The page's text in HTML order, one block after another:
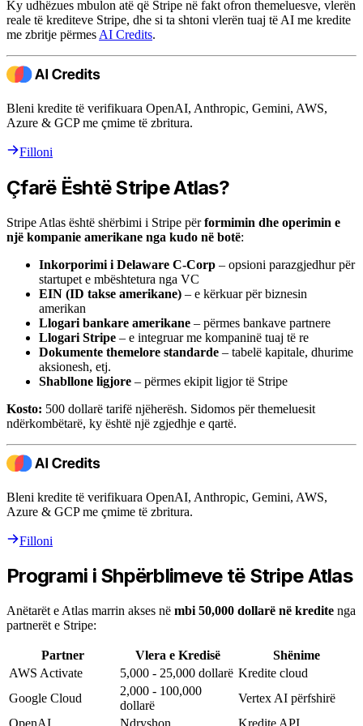
Ky udhëzues mbulon atë që Stripe në fakt ofron themeluesve, vlerën
reale të krediteve Stripe, dhe si ta shtoni vlerën tuaj të AI me kredite
me zbritje përmes AI Credits.
Bleni kredite të verifikuara OpenAI, Anthropic, Gemini, AWS,
Azure & GCP me çmime të zbritura.
Filloni
Çfarë Është Stripe Atlas?
Stripe Atlas është shërbimi i Stripe përformimin dhe operimin e
një kompanie amerikane nga kudo në botë:
Inkorporimi i Delaware C-Corp – opsioni parazgjedhur për
startupet e mbështetura nga VC
EIN (ID takse amerikane) – e kërkuar për biznesin
amerikan
Llogari bankare amerikane – përmes bankave partnere
Llogari Stripe – e integruar me kompaninë tuaj të re
Dokumente themelore standarde – tabelë kapitale, dhurime
aksionesh, etj.
Shabllone ligjore – përmes ekipit ligjor të Stripe
Kosto: 500 dollarë tarifë njëherësh. Sidomos për themeluesit
ndërkombëtarë, ky është një zgjedhje e qartë.
Bleni kredite të verifikuara OpenAI, Anthropic, Gemini, AWS,
Azure & GCP me çmime të zbritura.
Filloni
Programi i Shpërblimeve të Stripe Atlas
Anëtarët e Atlas marrin akses në mbi 50,000 dollarë në kredite nga
partnerët e Stripe:
Partner Vlera e Kredisë
Shënime
AWS Activate
5,000 - 25,000 dollarë Kredite cloud
Google Cloud
2,000 - 100,000
dollarë
Vertex AI përfshirë